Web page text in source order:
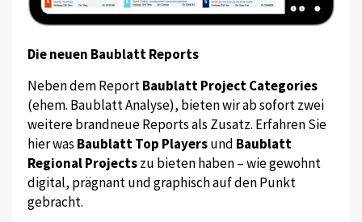
Die neuen Baublatt Reports
Neben dem ReportBaublatt Project Categories
(ehem. Baublatt Analyse), bieten wir ab sofort zwei
weitere brandneue Reports als Zusatz. Erfahren Sie
hier was Baublatt Top Playersund Baublatt
Regional Projectszu bieten haben – wie gewohnt
digital, prägnant und graphisch auf den Punkt
gebracht.